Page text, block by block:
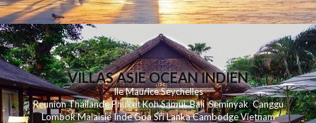
VILLAS ASIE OCEAN INDIEN
Ile MauriceSeychelles
ReunionThailandePhuketKohSamui Bali SeminyakCanggu
LombokMalaisieIndeGoaSri LankaCambodgeVietnam